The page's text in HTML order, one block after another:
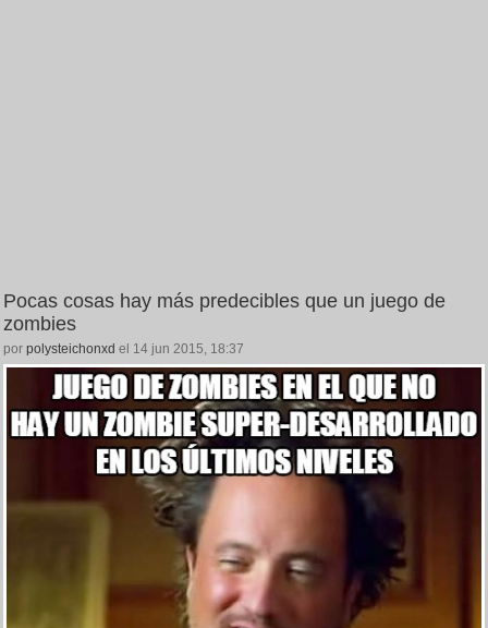
Pocas cosas hay más predecibles que un juego de
zombies
por polysteichonxd el 14 jun 2015, 18:37